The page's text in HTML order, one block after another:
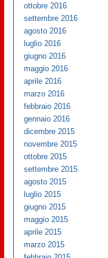
ottobre 2016
settembre 2016
agosto 2016
luglio 2016
giugno 2016
maggio 2016
aprile 2016
marzo 2016
febbraio 2016
gennaio 2016
dicembre 2015
novembre 2015
ottobre 2015
settembre 2015
agosto 2015
luglio 2015
giugno 2015
maggio 2015
aprile 2015
marzo 2015